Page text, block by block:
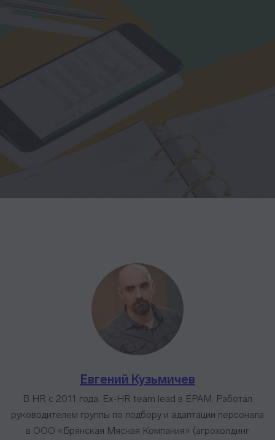
Евгений Кузьмичев
В HR с 2011 года. Ex-HR team lead в EPAM. Работал
руководителем группы по подбору и адаптации персонала
в ООО «Брянская Мясная Компания» (агрохолдинг